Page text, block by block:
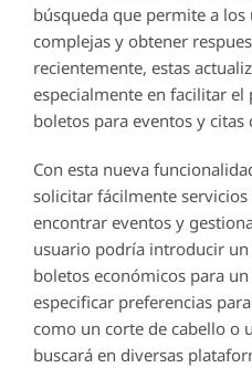
búsqueda que permite a
complejas y obtener
recientemente, estas
especialmente en facilitar el
boletos para eventos y citas
Con esta nueva
solicitar fácilmente
encontrar eventos y
usuario podría introducir
boletos económicos para
especificar preferencias
como un corte de cabello o
buscará en diversas